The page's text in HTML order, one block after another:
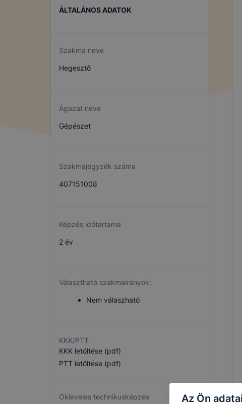
ÁLTALÁNOS ADATOK
Szakma neve
Hegesztő
Ágazat neve
Gépészet
Szakmajegyzék száma
407151008
Képzés időtartama
2 év
Választható szakmairányok:
Nem válaszható
KKK/PTT
KKK letöltése (pdf)
PTT letöltése (pdf)
Okleveles technikusképzés Az Ön